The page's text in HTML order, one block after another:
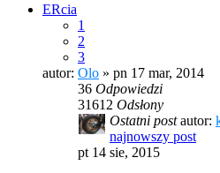
ERcia
1
2
3
autor: Olo » pn 17 mar, 2014
36 Odpowiedzi
31612 Odsłony
Ostatni postautor:
najnowszy post
pt 14 sie, 2015